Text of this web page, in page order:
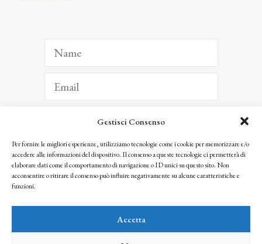
Gestisci Consenso
Per fornire le migliori esperienze, utilizziamo tecnologie come i cookie per memorizzare e/o
accedere alle informazioni del dispositivo. Il consenso a queste tecnologie ci permetterà di
elaborare dati come il comportamento di navigazione o ID unici su questo sito. Non
acconsentire o ritirare il consenso può influire negativamente su alcune caratteristiche e
funzioni.
Accetta
ISCRIVITI
Facendo clic per iscriverti, riconosci che le tue informazioni saranno trattate
seguendo la nostra Privacy Policy
© 2025 Istituto Matteucci. All right reserved
l’autorizzazione scritta dei proprietari dei diritti e dell’Istituto Matteucci